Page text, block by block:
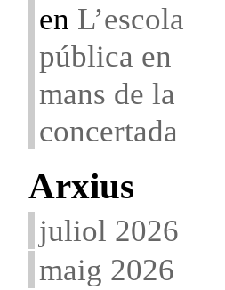
en L’escola
pública en
mans de la
concertada
Arxius
juliol 2026
maig 2026